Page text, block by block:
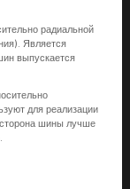
радиальной
Является
выпускается
для реализации
шины лучше